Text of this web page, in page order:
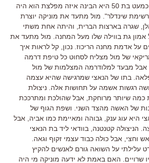
יהודים. ורק כשהיתה כמעט בת 50 היא הבינה איזה מפלצת הוא היה
שינדלר". מול מתעד את מוניקה יוצרת
שגרה בארצות הברית, והיתה אחת משתי
אמון גת בווילה שלו מעל המחנה. מול מתעד את
על אדמת מחנה הריכוז. נכון, קל לראות איך
של מול מצליח לסחוט כל טיפת דרמה
אבל מבעד למלודרמה המצלמות של מול
בתו של הנאצי שמרגישה שהיא עצמה
רגשות אשמה על תחושות אלה. ניצולת
כמה שיותר מרוחקת, אבל שהולכת ומתרככת
של האשה מהצד השני. ושפת הגוף של
היא עוג ענק, גבוהה ומאיימת כמו אביה, אבל
הניצולה קטנטנה, בוודאי ליד בת הנאצי
וחצי, אבל כולה כבוד עצמי זקוף וגאה.
עלילתי על השואה גורם לאנשים להקיץ
האם באמת לא ידעה מוניקה מי היה